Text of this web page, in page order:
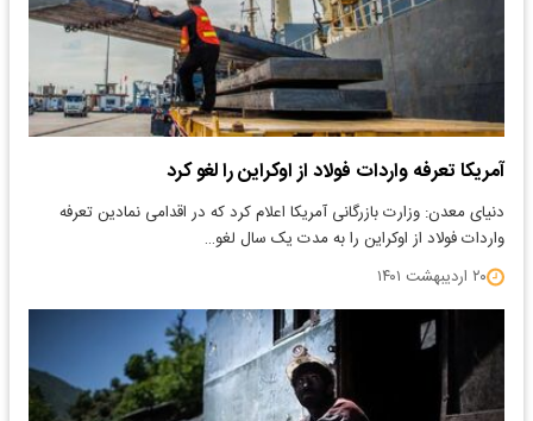
آمریکا تعرفه واردات فولاد از اوکراین را لغو کرد
دنیای معدن: وزارت بازرگانی آمریکا اعلام کرد که در اقدامی نمادین تعرفه
واردات فولاد از اوکراین را به مدت یک سال لغو…
۲۰ اردیبهشت ۱۴۰۱